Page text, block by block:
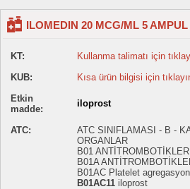
ILOMEDIN 20 MCG/ML 5 AMPUL
KT:
Kullanma talimatı için
KUB:
Kısa ürün bilgisi için
Etkin
madde:
iloprost
ATC:
ATC SINIFLAMASI - B -
ORGANLAR
B01 ANTİTROMBOTİKLER
B01A
B01AC Platelet
B01AC11 iloprost